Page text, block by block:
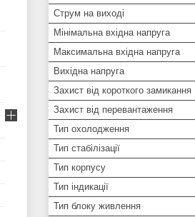
Струм на виході
Мінімальна вхідна напруга
Максимальна вхідна напруга
Вихідна напруга
Захист від короткого замикання
Захист від перевантаження
Тип охолодження
Тип стабілізації
Тип корпусу
Тип індикації
Тип блоку живлення